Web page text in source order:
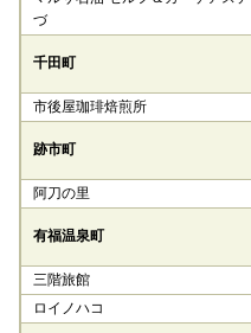
づ
千田町
市後屋珈琲焙煎所
跡市町
阿刀の里
有福温泉町
三階旅館
ロイノハコ